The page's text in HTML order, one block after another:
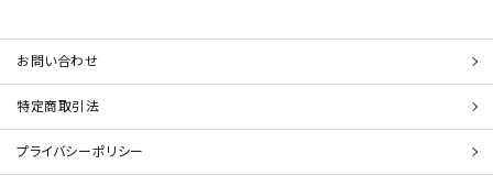
お問い合わせ
特定商取引法
プライバシーポリシー